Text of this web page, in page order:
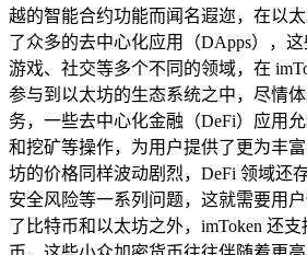
越的智能合约功能而闻名遐迩，在以
了众多的去中心化应用（DApps），这
游戏、社交等多个不同的领域，在
参与到以太坊的生态系统之中，尽情
务，一些去中心化金融（DeFi）应用
和挖矿等操作，为用户提供了更为丰
坊的价格同样波动剧烈，DeFi 领域还
安全风险等一系列问题，这就需要用
了比特币和以太坊之外，imToken 还